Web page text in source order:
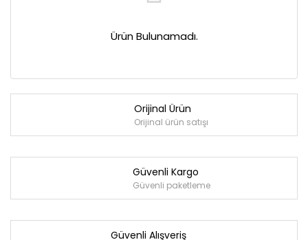
Ürün Bulunamadı.
Orijinal Ürün
Orijinal ürün satışı
Güvenli Kargo
Güvenli paketleme
Güvenli Alışveriş